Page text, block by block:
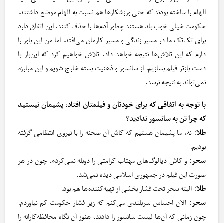
الهام را ساخته بودند که حتی ورزشکارها هم نسبت به الهام موضع داشتند.
حکومت خیلی خوب بلد هستند چطور آدم‌ها را حذف کنند. این اتفاق دارد
برای تک‌تک ما در مسیر زندگی و مسیر کارمان می‌افتد. اما من این باور را
دارم که این تلاش‌ها نتیجه خواهد داد. تلاش خواهیم کرد که این‌بار با
دست بازتر فیلم بسازیم. از سانسور و ذهنیت بسته خارج شویم و این مبارزه
نمی‌تواند به نتیجه نرسد.
با توجه به اتفاقی که برای خودتان و فیلمتان افتاد، پشیمان نیستید
که چرا تن به سانسور ندادید؟
طلا: نه، ما پشیمان هستیم که کاش آن صحنه را با نیروی انتظامی گرفته
بودیم.
سحر : و کاش دیالوگ‌های مهتاب کرامتی را دوبله نمی‌کردم. چون در هر
صورت این فیلم در جمهوری اسلامی دیده نمی‌شد.
طلا: البته سحر تحت فشار بخشی از تهیه‌کننده‌ها هم بود.
سحر : الان احساس سربلندی می‌کنم که زیر فشار حکومت کم نیاوردم.
چون زمانی که آن‌ها لیست سانسور را دادند، هنوز آن نگاه محافظه‌کارانه را